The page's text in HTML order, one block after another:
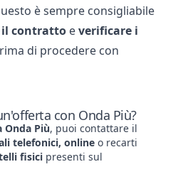
è sempre consigliabile
il contratto everificare i
di procedere con
con Onda Più?
Più, puoi contattare il
telefonici, online o recarti
fisici presenti sul